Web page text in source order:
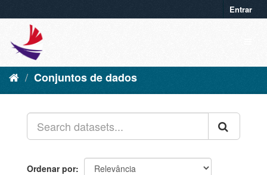
Entrar
Conjuntos de dados
Ordenar por